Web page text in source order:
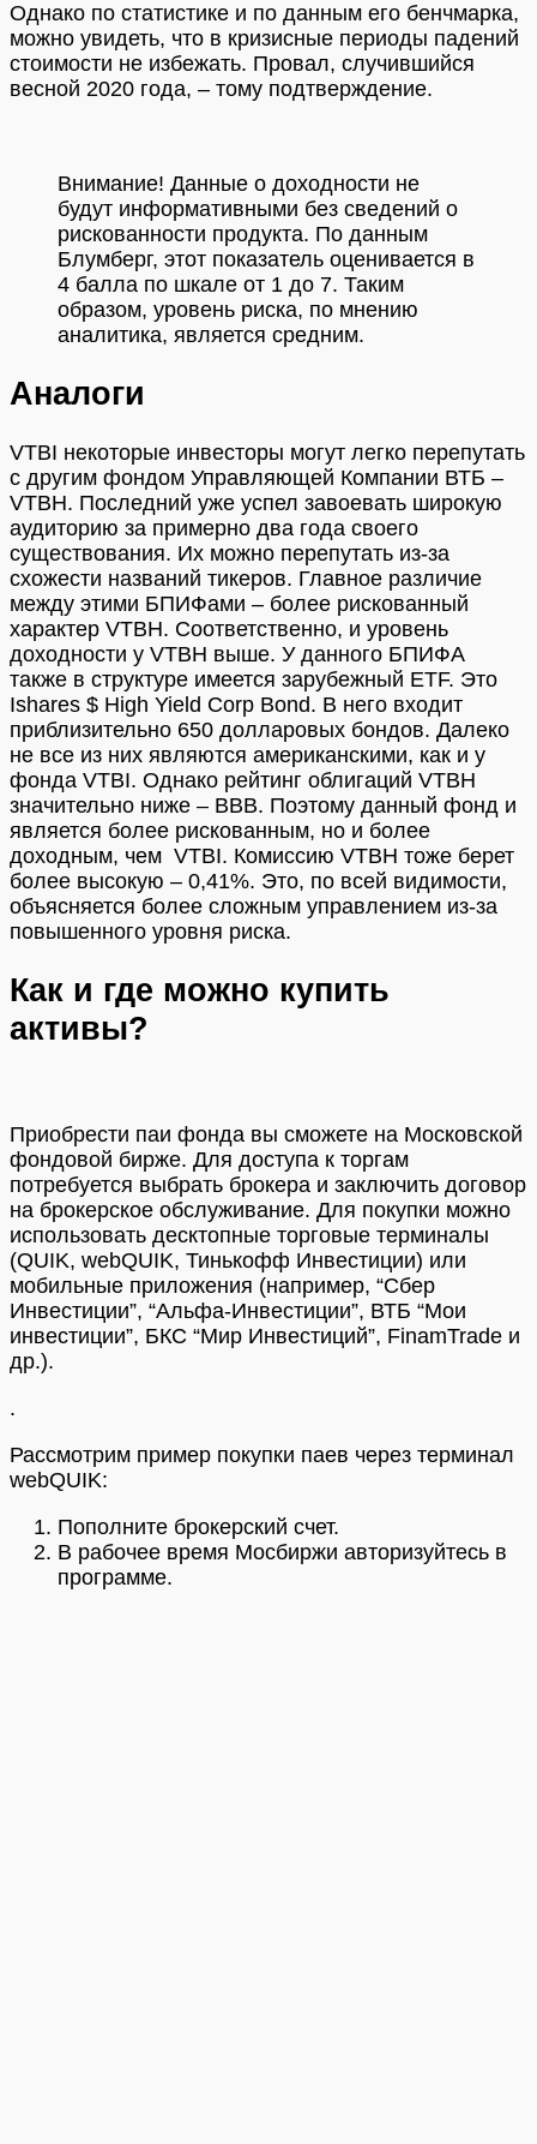
Однако по статистике и по данным его бенчмарка,
можно увидеть, что в кризисные периоды падений
стоимости не избежать. Провал, случившийся
весной 2020 года, – тому подтверждение.
Внимание! Данные о доходности не
будут информативными без сведений о
рискованности продукта. По данным
Блумберг, этот показатель оценивается в
4 балла по шкале от 1 до 7. Таким
образом, уровень риска, по мнению
аналитика, является средним.
Аналоги
VTBI некоторые инвесторы могут легко перепутать
с другим фондом Управляющей Компании ВТБ –
VTBH. Последний уже успел завоевать широкую
аудиторию за примерно два года своего
существования. Их можно перепутать из-за
схожести названий тикеров. Главное различие
между этими БПИФами – более рискованный
характер VTBH. Соответственно, и уровень
доходности у VTBH выше. У данного БПИФА
также в структуре имеется зарубежный ETF. Это
Ishares $ High Yield Corp Bond. В него входит
приблизительно 650 долларовых бондов. Далеко
не все из них являются американскими, как и у
фонда VTBI. Однако рейтинг облигаций VTBH
значительно ниже – BBB. Поэтому данный фонд и
является более рискованным, но и более
доходным, чем VTBI. Комиссию VTBH тоже берет
более высокую – 0,41%. Это, по всей видимости,
объясняется более сложным управлением из-за
повышенного уровня риска.
Как и где можно купить
активы?
Приобрести паи фонда вы сможете на Московской
фондовой бирже. Для доступа к торгам
потребуется выбрать брокера и заключить договор
на брокерское обслуживание. Для покупки можно
использовать десктопные торговые терминалы
(QUIK, webQUIK, Тинькофф Инвестиции) или
мобильные приложения (например, “Сбер
Инвестиции”, “Альфа-Инвестиции”, ВТБ “Мои
инвестиции”, БКС “Мир Инвестиций”, FinamTrade и
др.).
.
Рассмотрим пример покупки паев через терминал
webQUIK:
Пополните брокерский счет.
В рабочее время Мосбиржи авторизуйтесь в
программе.